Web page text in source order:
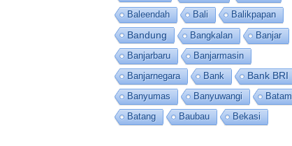
Baleendah
Bali Balikpapan
Bandung Bangkalan
Banjar
Banjarbaru
Banjarmasin
Banjarnegara
Bank
Bank BRI
Banyumas
Banyuwangi
Batam
Batang
Baubau Bekasi